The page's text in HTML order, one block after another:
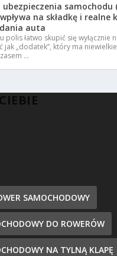
ubezpieczenia samochodu
na składkę i realne
auta
polis łatwo skupić się wyłącznie
jak „dodatek”, który ma
…
SAMOCHODOWY
DO ROWERÓW
NA TYLNĄ KLAPĘ